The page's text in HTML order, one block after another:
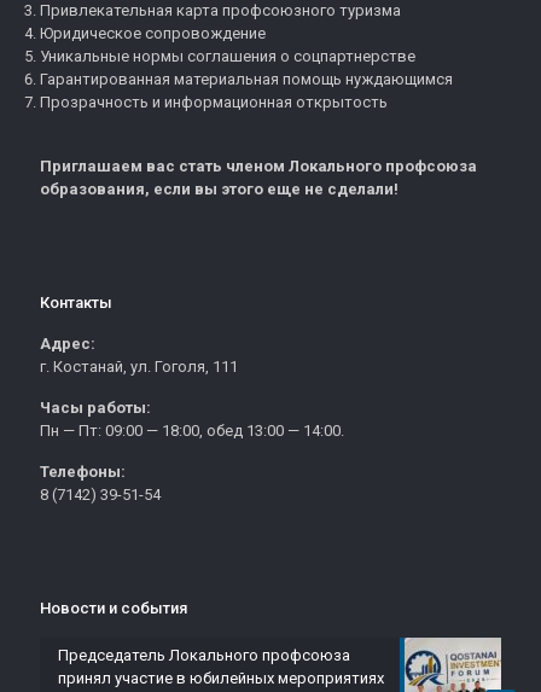
Привлекательная карта профсоюзного туризма
Юридическое сопровождение
Уникальные нормы соглашения о соцпартнерстве
Гарантированная материальная помощь нуждающимся
Прозрачность и информационная открытость
Приглашаем вас стать членом Локального профсоюза
образования, если вы этого еще не сделали!
Контакты
Адрес:
г. Костанай, ул. Гоголя, 111
Часы работы:
Пн — Пт: 09:00 — 18:00, обед 13:00 — 14:00.
Телефоны:
8 (7142) 39-51-54
Новости и события
Председатель Локального профсоюза
принял участие в юбилейных мероприятиях